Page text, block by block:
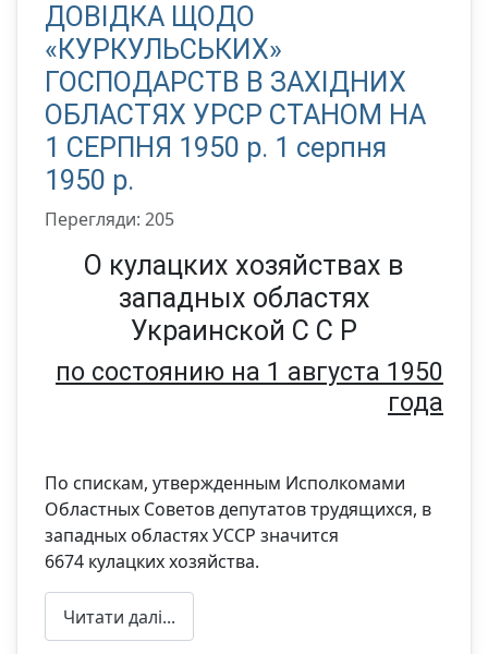
ДОВІДКА ЩОДО
«КУРКУЛЬСЬКИХ»
ГОСПОДАРСТВ В ЗАХІДНИХ
ОБЛАСТЯХ УРСР СТАНОМ НА
1 СЕРПНЯ 1950 р. 1 серпня
1950 р.
Перегляди: 205
О кулацких хозяйствах в
западных областях
Украинской С С Р
по состоянию на 1 августа 1950
года
По спискам, утвержденным Исполкомами
Областных Советов депутатов трудящихся, в
западных областях УССР значится
6674 кулацких хозяйства.
Читати далі...